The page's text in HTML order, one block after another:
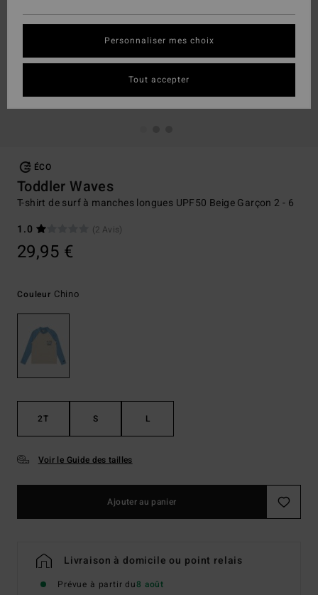
ÉCO
Toddler Waves
T-shirt de surf à manches longues UPF50 Beige Garçon 2 - 6
1.0
(2 Avis)
29,95 €
Couleur Chino
2T S L
Voir le Guide des tailles
Ajouter au panier
Livraison à domicile ou point relais
Prévue à partir du8 août
Personnaliser mes choix
Tout accepter